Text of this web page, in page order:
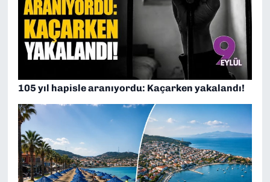
105 yıl hapisle aranıyordu: Kaçarken yakalandı!